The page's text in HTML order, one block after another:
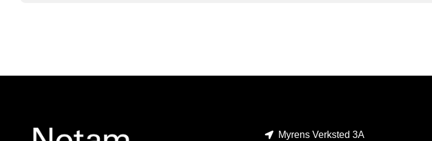
Myrens Verksted 3A